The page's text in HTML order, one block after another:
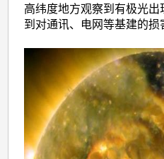
高纬度地方观察到有极光
到对通讯、电网等基建的损